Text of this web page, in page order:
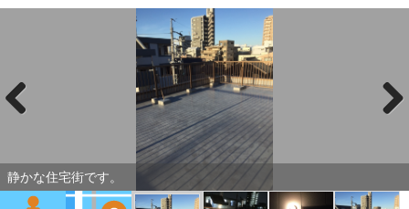
静かな住宅街です。